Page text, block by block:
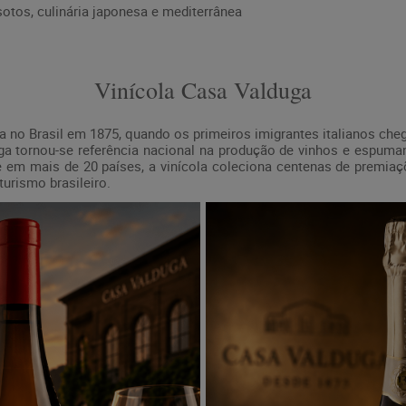
culinária japonesa e mediterrânea
Vinícola Casa Valduga
no Brasil em 1875, quando os primeiros imigrantes italianos
tornou-se referência nacional na produção de vinhos e
mais de 20 países, a vinícola coleciona centenas de
brasileiro.